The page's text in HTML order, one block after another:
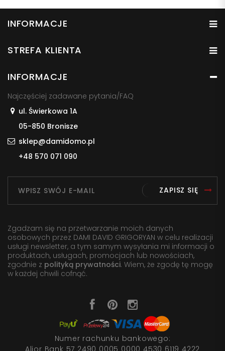
INFORMACJE
STREFA KLIENTA
INFORMACJE
Najczęściej zadawane pytania/FAQ
ul. Świerkowa 1A
05-850 Bronisze
sklep@damidomo.pl
+48 570 071 090
ZAPISZ SIĘ
Zgadzam się na przetwarzanie moich danych
osobowych przez DAMI DAVID GRIGORYAN w celu realizacji
usługi newsletter, a tym samym wysyłania mi informacji o
produktach, usługach, promocjach lub nowościach,
zgodnie z polityką prywatności. Wiem, że zgodę tę mogę
w każdej chwili cofnąć.
Numer rachunku bankowego:
Alior Bank 57 2490 0005 0000 4530 6119 4222